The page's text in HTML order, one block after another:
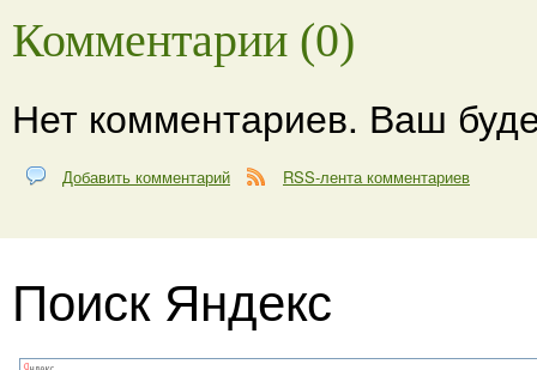
Комментарии (0)
Нет комментариев. Ваш
Добавить комментарий RSS-лента комментариев
Поиск Яндекс